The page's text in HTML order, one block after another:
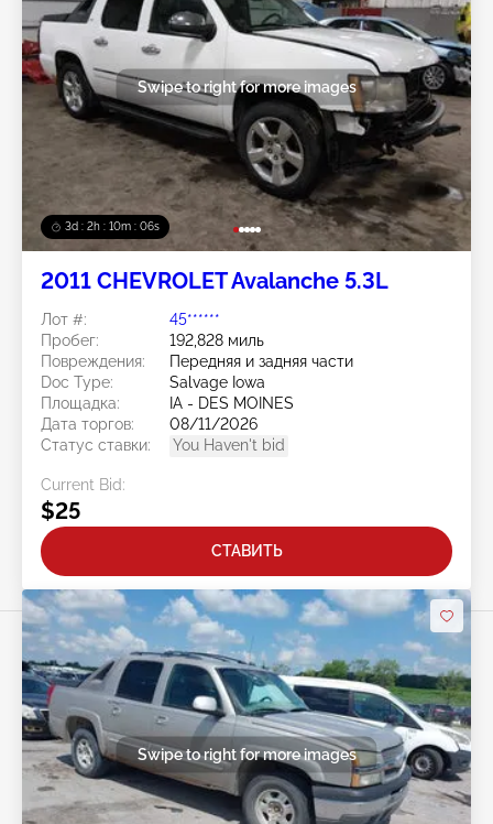
3d : 2h : 10m : 03s
Swipe to right for more images
2011 CHEVROLET Avalanche 5.3L
Лот #:
45******
Пробег:
192,828 миль
Повреждения:
Передняя и задняя части
Doc Type:
Salvage Iowa
Площадка:
IA - DES MOINES
Дата торгов:
08/11/2026
Статус ставки:
You Haven't bid
Current Bid:
$25
СТАВИТЬ
Swipe to right for more images